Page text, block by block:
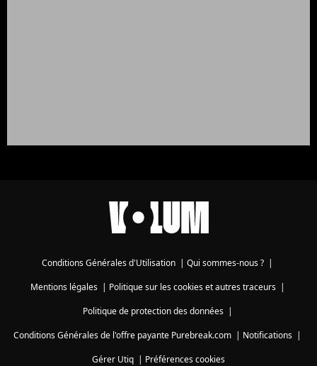
Conditions Générales d'Utilisation | Qui sommes-nous ? |
Mentions légales| Politique sur les cookies et autres traceurs|
Politique de protection des données|
Conditions Générales de l'offre payante Purebreak.com | Notifications |
Gérer Utiq | Préférences cookies